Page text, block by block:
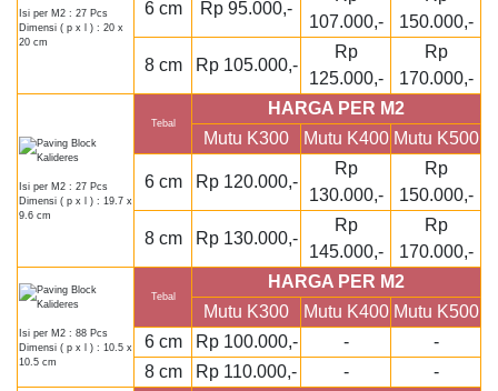
Isi per M2 : 27 Pcs
Dimensi ( p x l ) : 20 x
20 cm
6 cm Rp 95.000,-
107.000,-
150.000,-
8 cm Rp 105.000,-
Rp
125.000,-
Rp
170.000,-
Isi per M2 : 27 Pcs
Dimensi ( p x l ) : 19.7 x
9.6 cm
Tebal
HARGA PER M2
Mutu K300
Mutu K400 Mutu K500
6 cm Rp 120.000,-
Rp
130.000,-
Rp
150.000,-
8 cm Rp 130.000,-
Rp
145.000,-
Rp
170.000,-
Isi per M2 : 88 Pcs
Dimensi ( p x l ) : 10.5 x
10.5 cm
Tebal
HARGA PER M2
Mutu K300
Mutu K400 Mutu K500
6 cm
Rp 100.000,- -
-
8 cm
Rp 110.000,- - -